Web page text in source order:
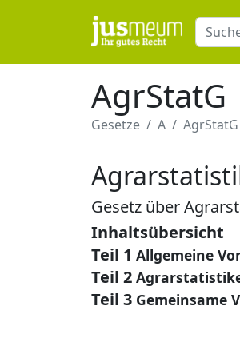
AgrStatG
Gesetze A AgrStatG
Gesetz über
Inhaltsübersicht
Teil 1 Allgemeine
Teil 2
Teil 3 Gemeinsame